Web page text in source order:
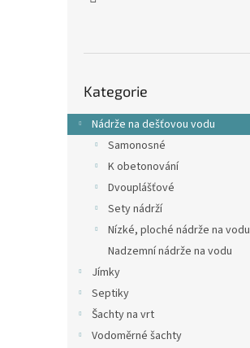
l
kategorie
Kategorie
Nádrže na dešťovou vodu
Samonosné
K obetonování
Dvouplášťové
Sety nádrží
Nízké, ploché nádrže na vodu
Nadzemní nádrže na vodu
Jímky
Septiky
Šachty na vrt
Vodoměrné šachty